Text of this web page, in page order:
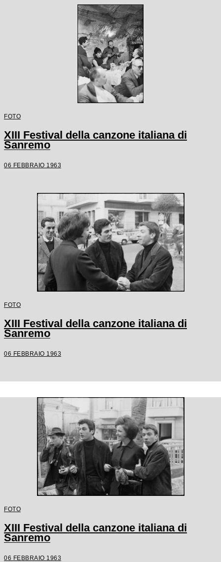
FOTO
XIII Festival della canzone italiana di
Sanremo
06 FEBBRAIO 1963
FOTO
XIII Festival della canzone italiana di
Sanremo
06 FEBBRAIO 1963
FOTO
XIII Festival della canzone italiana di
Sanremo
06 FEBBRAIO 1963